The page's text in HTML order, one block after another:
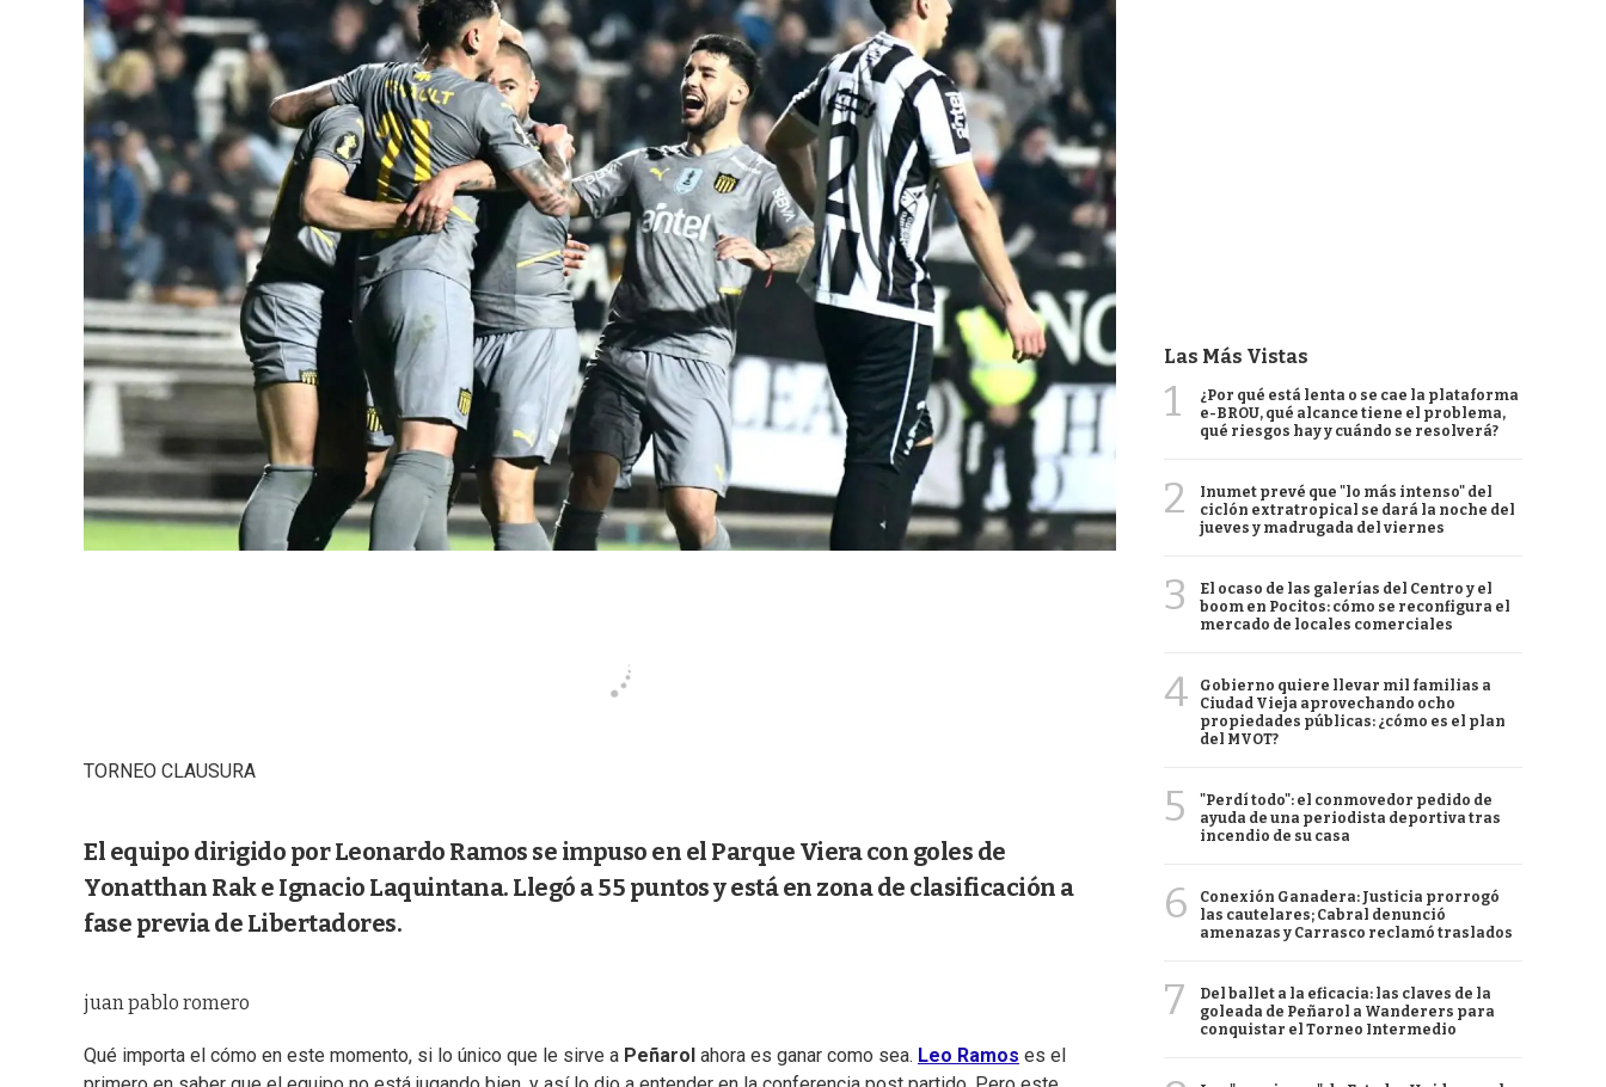
TORNEO CLAUSURA
El equipo dirigido por Leonardo Ramos se impuso en el Parque Viera con goles de
Yonatthan Rak e Ignacio Laquintana. Llegó a 55 puntos y está en zona de clasificación a
fase previa de Libertadores.
juan pablo romero
Qué importa el cómo en este momento, si lo único que le sirve a Peñarol ahora es ganar como sea. Leo Ramos es el
Las Más Vistas
1
¿Por qué está lenta o se cae la plataforma
e-BROU, qué alcance tiene el problema,
qué riesgos hay y cuándo se resolverá?
2
Inumet prevé que "lo más intenso" del
ciclón extratropical se dará la noche del
jueves y madrugada del viernes
3
El ocaso de las galerías del Centro y el
boom en Pocitos: cómo se reconfigura el
mercado de locales comerciales
4
Gobierno quiere llevar mil familias a
Ciudad Vieja aprovechando ocho
propiedades públicas: ¿cómo es el plan
del MVOT?
5
"Perdí todo": el conmovedor pedido de
ayuda de una periodista deportiva tras
incendio de su casa
6
Conexión Ganadera: Justicia prorrogó
las cautelares; Cabral denunció
amenazas y Carrasco reclamó traslados
7
Del ballet a la eficacia: las claves de la
goleada de Peñarol a Wanderers para
conquistar el Torneo Intermedio